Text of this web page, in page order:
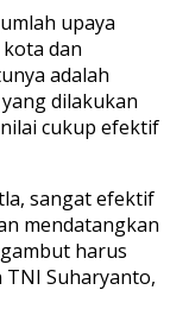
upaya
dan
adalah
dilakukan
cukup efektif
sangat efektif
mendatangkan
harus
TNI Suharyanto,